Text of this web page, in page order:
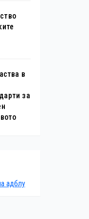
в
за
адблу